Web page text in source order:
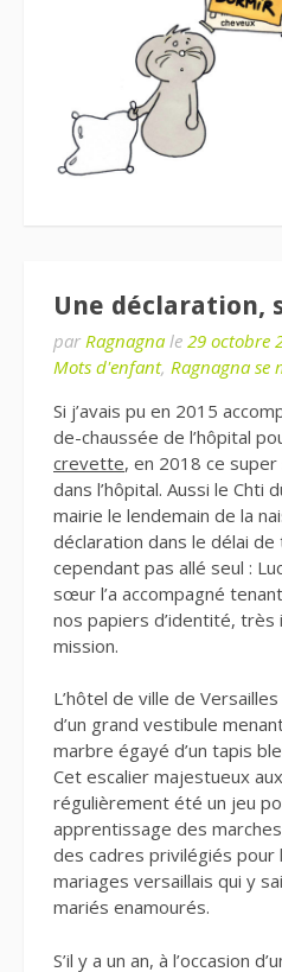
Une déclaration,
par Ragnagna le 29 octobre
Mots d'enfant, Ragnagna se
Si j’avais pu en 2015
de-chaussée de l’hôpital
crevette, en 2018 ce super
dans l’hôpital. Aussi le Chti
mairie le lendemain de la
déclaration dans le délai
cependant pas allé seul :
sœur l’a accompagné
nos papiers d’identité, très
mission.
L’hôtel de ville de
d’un grand vestibule
marbre égayé d’un tapis
Cet escalier majestueux
régulièrement été un jeu
apprentissage des
des cadres privilégiés
mariages versaillais qui y
mariés enamourés.
S’il y a un an, à l’occasion